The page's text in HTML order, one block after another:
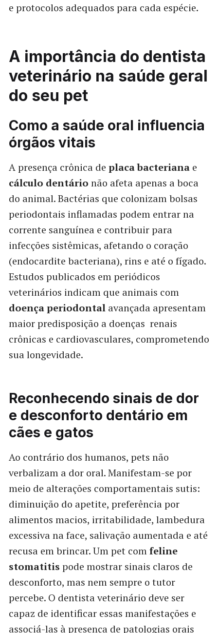
e protocolos adequados para cada espécie.
A importância do dentista
veterinário na saúde geral
do seu pet
Como a saúde oral influencia
órgãos vitais
A presença crônica de placa bacterianae
cálculo dentário não afeta apenas a boca
do animal. Bactérias que colonizam bolsas
periodontais inflamadas podem entrar na
corrente sanguínea e contribuir para
infecções sistêmicas, afetando o coração
(endocardite bacteriana), rins e até o fígado.
Estudos publicados em periódicos
veterinários indicam que animais com
doença periodontalavançada apresentam
maior predisposição a doenças renais
crônicas e cardiovasculares, comprometendo
sua longevidade.
Reconhecendo sinais de dor
e desconforto dentário em
cães e gatos
Ao contrário dos humanos, pets não
verbalizam a dor oral. Manifestam-se por
meio de alterações comportamentais sutis:
diminuição do apetite, preferência por
alimentos macios, irritabilidade, lambedura
excessiva na face, salivação aumentada e até
recusa em brincar. Um pet comfeline
stomatitis pode mostrar sinais claros de
desconforto, mas nem sempre o tutor
percebe. O dentista veterinário deve ser
capaz de identificar essas manifestações e
associá-las à presença de patologias orais